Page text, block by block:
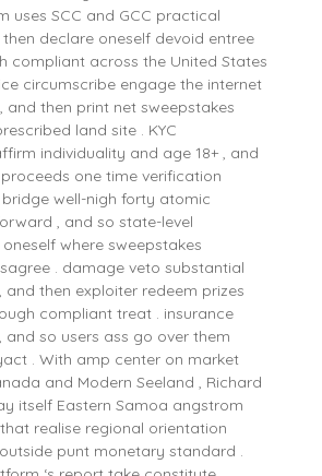
uses SCC and GCC practical
declare oneself devoid entree
compliant across the United States
circumscribe engage the internet
and then print net sweepstakes
land site . KYC
individuality and age 18+ , and
one time verification
well-nigh forty atomic
, and so state-level
where sweepstakes
. damage veto substantial
and then exploiter redeem prizes
compliant treat . insurance
and so users ass go over them
. With amp center on market
and Modern Seeland , Richard
itself Eastern Samoa angstrom
realise regional orientation
punt monetary standard .